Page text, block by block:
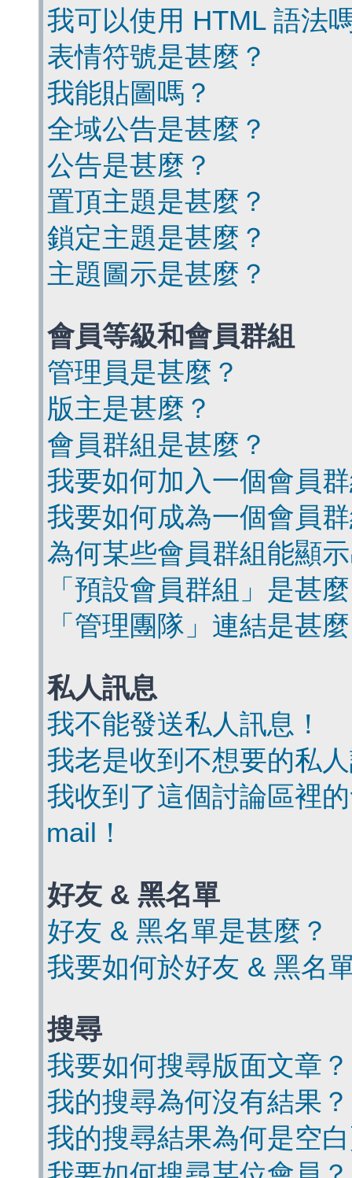
我可以使用 HTML 語法
表情符號是甚麼？
我能貼圖嗎？
全域公告是甚麼？
公告是甚麼？
置頂主題是甚麼？
鎖定主題是甚麼？
主題圖示是甚麼？
會員等級和會員群組
管理員是甚麼？
版主是甚麼？
會員群組是甚麼？
我要如何加入一個會員
我要如何成為一個會員
為何某些會員群組能顯
「預設會員群組」是甚
「管理團隊」連結是甚
私人訊息
我不能發送私人訊息！
我老是收到不想要的私
我收到了這個討論區裡
mail！
好友 & 黑名單
好友 & 黑名單是甚麼？
我要如何於好友 & 黑名
搜尋
我要如何搜尋版面文章？
我的搜尋為何沒有結果？
我的搜尋結果為何是空